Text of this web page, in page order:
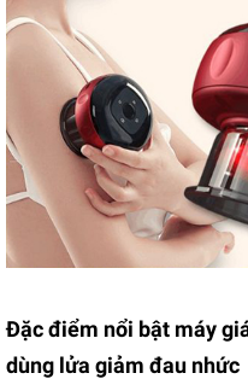
Đặc điểm nổi bật máy
dùng lửa giảm đau nhức